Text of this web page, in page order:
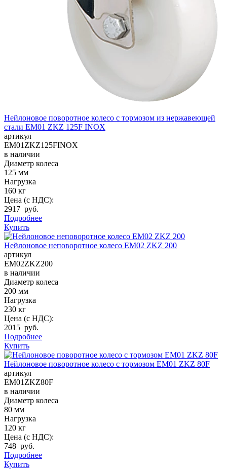
Нейлоновое поворотное колесо с тормозом из нержавеющей
стали EM01 ZKZ 125F INOX
артикул
EM01ZKZ125FINOX
в наличии
Диаметр колеса
125 мм
Нагрузка
160 кг
Цена (с НДС):
2917 руб.
Подробнее
Купить
Нейлоновое неповоротное колесо EM02 ZKZ 200
артикул
EM02ZKZ200
в наличии
Диаметр колеса
200 мм
Нагрузка
230 кг
Цена (с НДС):
2015 руб.
Подробнее
Купить
Нейлоновое поворотное колесо с тормозом EM01 ZKZ 80F
артикул
EM01ZKZ80F
в наличии
Диаметр колеса
80 мм
Нагрузка
120 кг
Цена (с НДС):
748 руб.
Подробнее
Купить